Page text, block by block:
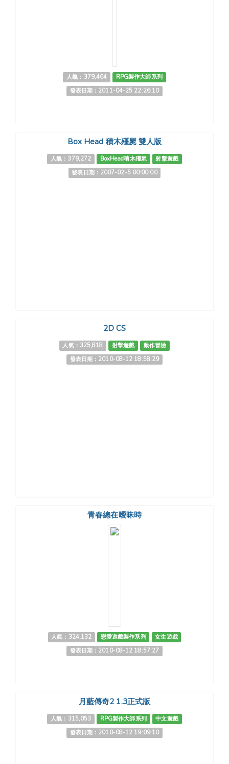
人氣：379,464
RPG製作大師系列
發表日期：2011-04-25 22:26:10
Box Head 積木殭屍 雙人版
人氣：379,272 BoxHead積木殭屍
射擊遊戲
發表日期：2007-02-5 00:00:00
2D CS
人氣：325,818 射擊遊戲
動作冒險
發表日期：2010-08-12 18:58:29
青春總在曖昧時
人氣：324,132 戀愛遊戲製作系列
女生遊戲
發表日期：2010-08-12 18:57:27
月藍傳奇2 1.3正式版
人氣：315,053 RPG製作大師系列
中文遊戲
發表日期：2010-08-12 19:09:10